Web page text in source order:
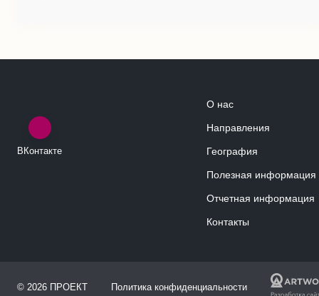
ВКонтакте
О нас
Направления
География
Полезная информация
Отчетная информация
Контакты
© 2026 ПРОЕКТ Политика конфиденциальности